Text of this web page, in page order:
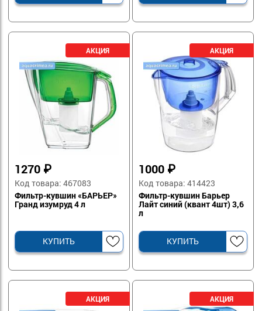
1270 ₽
Код товара: 467083
Фильтр-кувшин «БАРЬЕР»
Гранд изумруд 4 л
КУПИТЬ
1000 ₽
Код товара: 414423
Фильтр-кувшин Барьер
Лайт синий (квант 4шт) 3,6
л
КУПИТЬ